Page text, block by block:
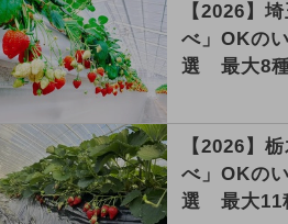
【2026】
べ」OKの
選 最大8種
【2026】
べ」OKの
選 最大11